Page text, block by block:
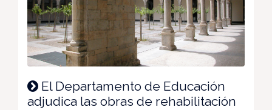
El Departamento de Educación
adjudica las obras de rehabilitación